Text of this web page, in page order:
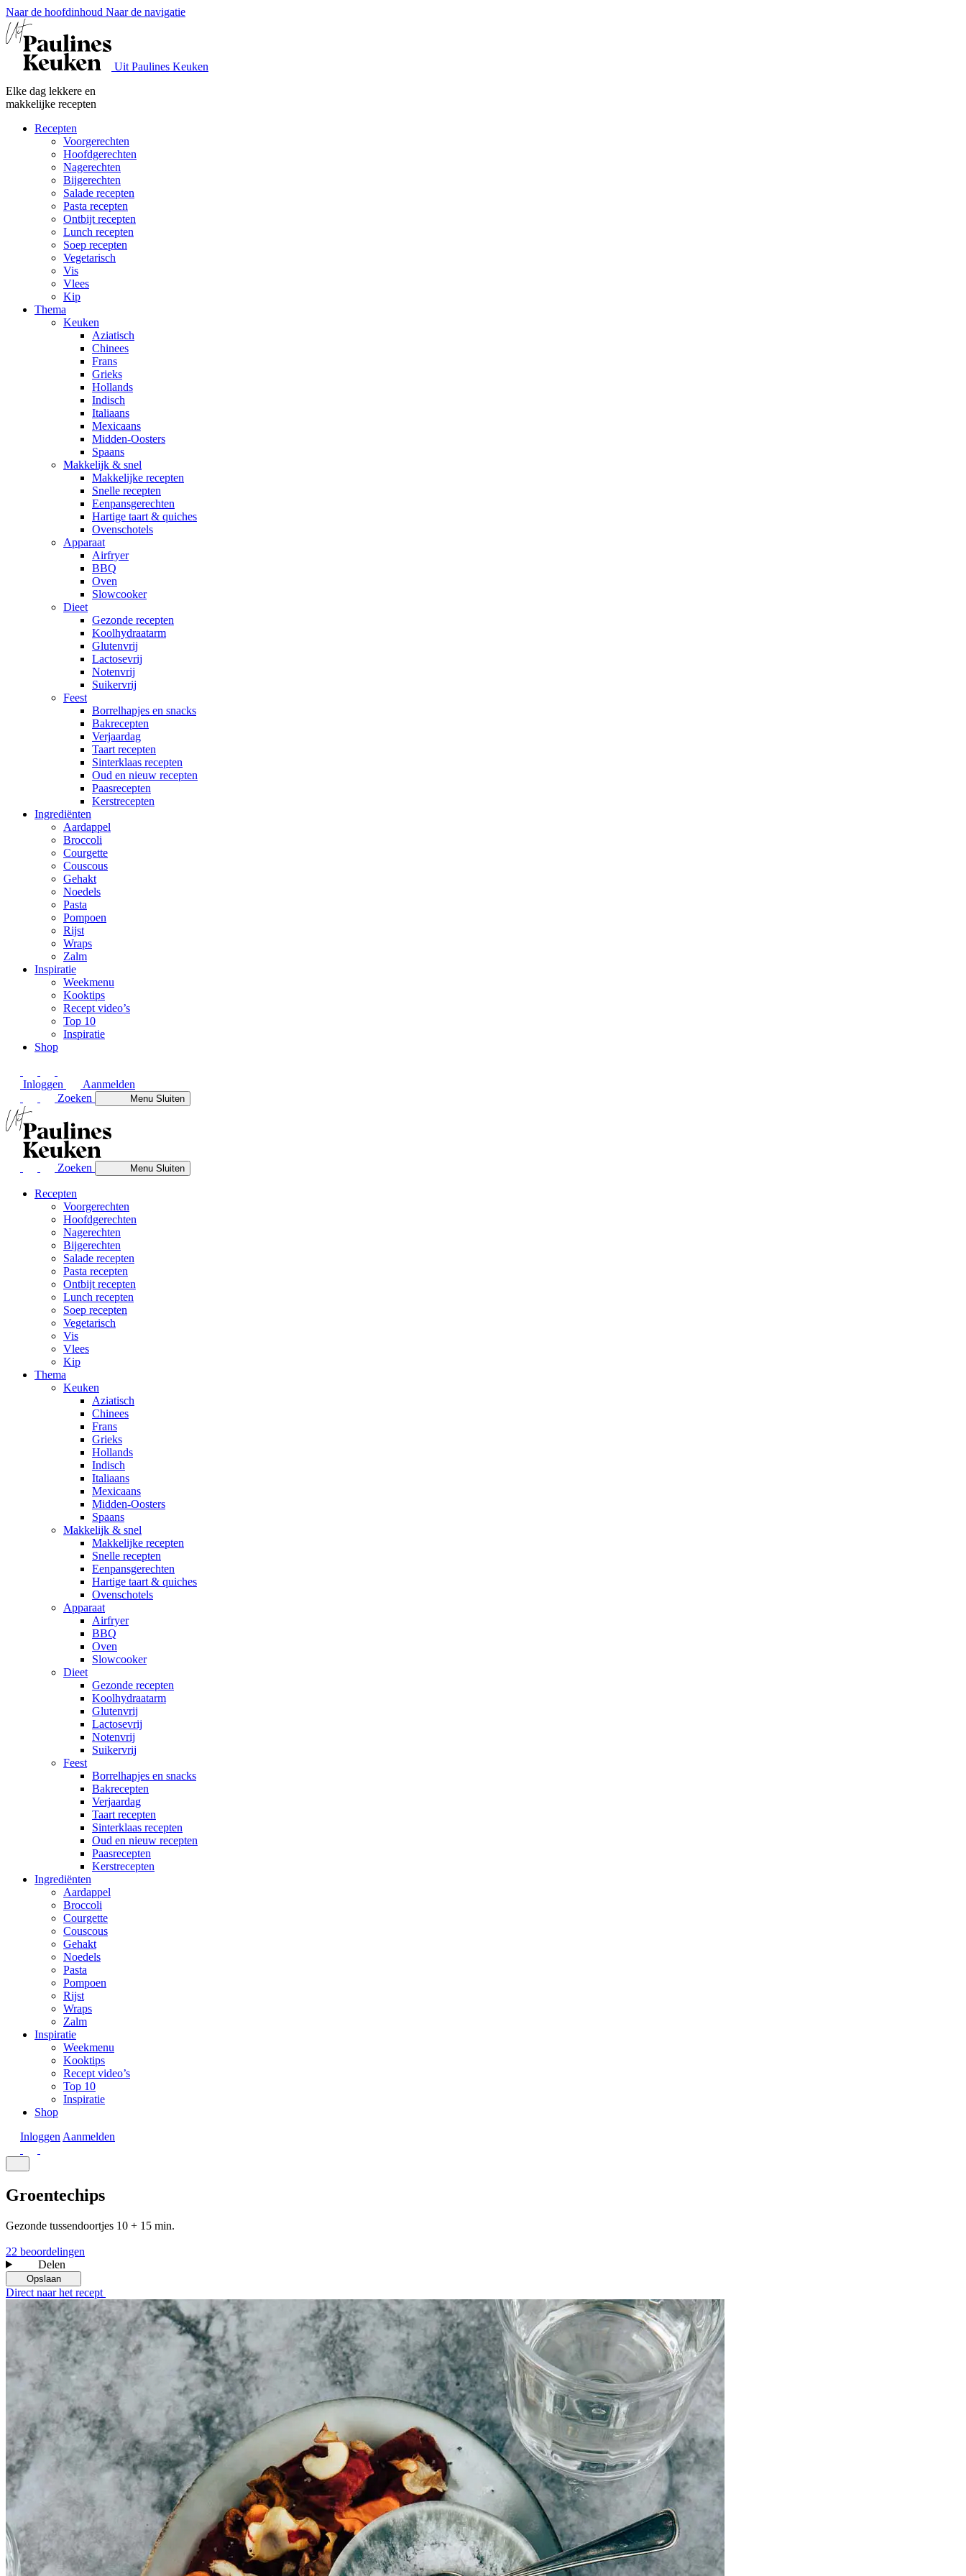
Naar de hoofdinhoud Naar de navigatie
Uit Paulines Keuken
Elke dag lekkere en
makkelijke recepten
Recepten
Voorgerechten
Hoofdgerechten
Nagerechten
Bijgerechten
Salade recepten
Pasta recepten
Ontbijt recepten
Lunch recepten
Soep recepten
Vegetarisch
Vis
Vlees
Kip
Thema
Keuken
Aziatisch
Chinees
Frans
Grieks
Hollands
Indisch
Italiaans
Mexicaans
Midden-Oosters
Spaans
Makkelijk & snel
Makkelijke recepten
Snelle recepten
Eenpansgerechten
Hartige taart & quiches
Ovenschotels
Apparaat
Airfryer
BBQ
Oven
Slowcooker
Dieet
Gezonde recepten
Koolhydraatarm
Glutenvrij
Lactosevrij
Notenvrij
Suikervrij
Feest
Borrelhapjes en snacks
Bakrecepten
Verjaardag
Taart recepten
Sinterklaas recepten
Oud en nieuw recepten
Paasrecepten
Kerstrecepten
Ingrediënten
Aardappel
Broccoli
Courgette
Couscous
Gehakt
Noedels
Pasta
Pompoen
Rijst
Wraps
Zalm
Inspiratie
Weekmenu
Kooktips
Recept video’s
Top 10
Inspiratie
Shop
Inloggen
Aanmelden
Zoeken
MenuSluiten
Zoeken MenuSluiten
Recepten
Voorgerechten
Hoofdgerechten
Nagerechten
Bijgerechten
Salade recepten
Pasta recepten
Ontbijt recepten
Lunch recepten
Soep recepten
Vegetarisch
Vis
Vlees
Kip
Thema
Keuken
Aziatisch
Chinees
Frans
Grieks
Hollands
Indisch
Italiaans
Mexicaans
Midden-Oosters
Spaans
Makkelijk & snel
Makkelijke recepten
Snelle recepten
Eenpansgerechten
Hartige taart & quiches
Ovenschotels
Apparaat
Airfryer
BBQ
Oven
Slowcooker
Dieet
Gezonde recepten
Koolhydraatarm
Glutenvrij
Lactosevrij
Notenvrij
Suikervrij
Feest
Borrelhapjes en snacks
Bakrecepten
Verjaardag
Taart recepten
Sinterklaas recepten
Oud en nieuw recepten
Paasrecepten
Kerstrecepten
Ingrediënten
Aardappel
Broccoli
Courgette
Couscous
Gehakt
Noedels
Pasta
Pompoen
Rijst
Wraps
Zalm
Inspiratie
Weekmenu
Kooktips
Recept video’s
Top 10
Inspiratie
Shop
Inloggen Aanmelden
Groentechips
Gezonde tussendoortjes 10 + 15 min.
22 beoordelingen
Delen
Opslaan
Direct naar het recept